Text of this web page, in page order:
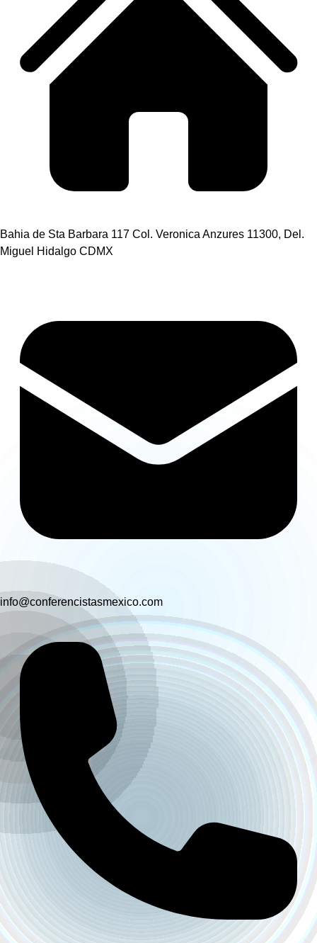
Bahia de Sta Barbara 117 Col. Veronica Anzures 11300, Del.
Miguel Hidalgo CDMX
info@conferencistasmexico.com